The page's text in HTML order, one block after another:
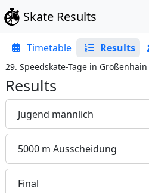
Skate Results
Timetable Results
29. Speedskate-Tage in Großenhain
Results
Jugend männlich
5000 m Ausscheidung
Final